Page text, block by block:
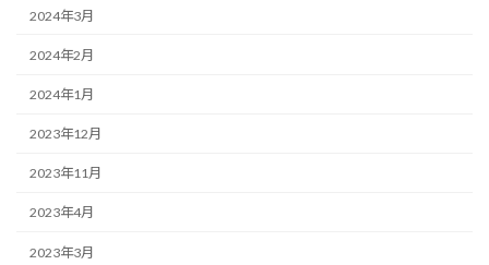
2024年3月
2024年2月
2024年1月
2023年12月
2023年11月
2023年4月
2023年3月